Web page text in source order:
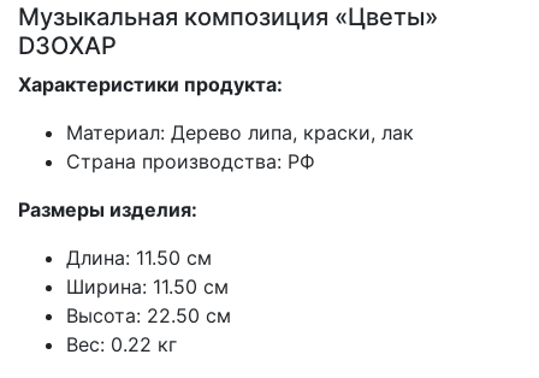
Музыкальная композиция «Цветы»
D3OXAP
Характеристики продукта:
Материал: Дерево липа, краски, лак
Страна производства: РФ
Размеры изделия:
Длина: 11.50 см
Ширина: 11.50 см
Высота: 22.50 см
Вес: 0.22 кг